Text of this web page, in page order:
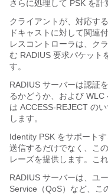
さらに処理して PSK を計
クライアントが、対応す
ドキャストに対して関連
レスコントローラは、ク
む RADIUS 要求パケット
す。
RADIUS サーバーは認証
るかどうか、および WLC
は ACCESS-REJECT の
します。
Identity PSK をサポート
送信するだけでなく、こ
レーズを提供します。こ
RADIUS サーバーは、ユ
Service（QoS）など、こ